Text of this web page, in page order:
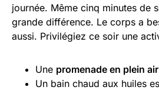
journée. Même cinq minutes de
grande différence. Le corps a
aussi. Privilégiez ce soir une
Une promenade en plein air
Un bain chaud aux huiles